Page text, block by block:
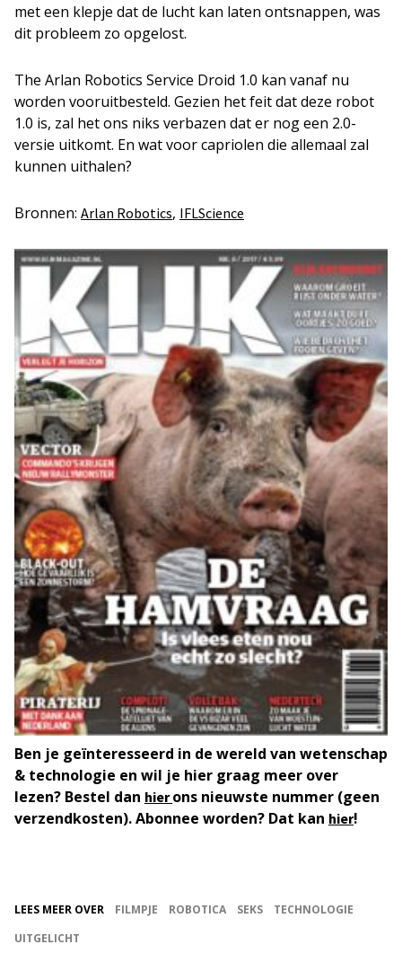
met een klepje dat de lucht kan laten ontsnappen, was
dit probleem zo opgelost.
The Arlan Robotics Service Droid 1.0 kan vanaf nu
worden vooruitbesteld. Gezien het feit dat deze robot
1.0 is, zal het ons niks verbazen dat er nog een 2.0-
versie uitkomt. En wat voor capriolen die allemaal zal
kunnen uithalen?
Bronnen: Arlan Robotics, IFLScience
Ben je geïnteresseerd in de wereld van wetenschap
& technologie en wil je hier graag meer over
lezen? Bestel dan hierons nieuwste nummer (geen
verzendkosten). Abonnee worden? Dat kan hier!
LEES MEER OVER FILMPJE ROBOTICA SEKS
TECHNOLOGIE
UITGELICHT